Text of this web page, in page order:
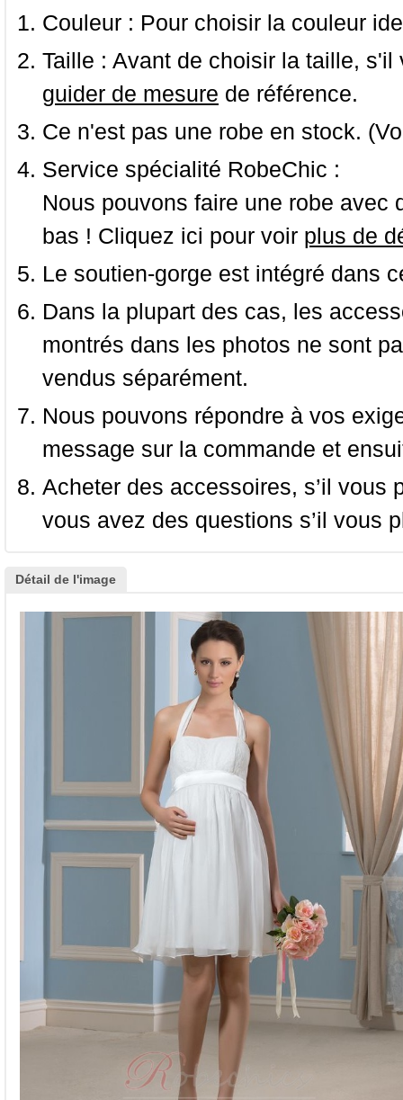
Couleur : Pour choisir la couleur
Taille : Avant de choisir la taille,
guider de mesure de référence.
Ce n'est pas une robe en stock.
Service spécialité RobeChic :
Nous pouvons faire une robe
bas ! Cliquez ici pour voir plus de
Le soutien-gorge est intégré dans
Dans la plupart des cas, les
montrés dans les photos ne sont
vendus séparément.
Nous pouvons répondre à vos
message sur la commande et
Acheter des accessoires, s’il
vous avez des questions s’il vous
Détail de l'image